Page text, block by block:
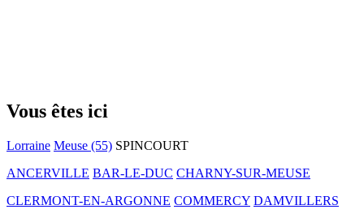
Vous êtes ici
Lorraine Meuse (55) SPINCOURT
ANCERVILLE BAR-LE-DUC CHARNY-SUR-MEUSE
CLERMONT-EN-ARGONNE COMMERCY DAMVILLERS